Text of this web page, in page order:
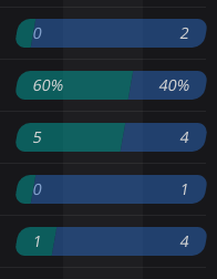
0 2
60% 40%
5 4
0 1
1 4